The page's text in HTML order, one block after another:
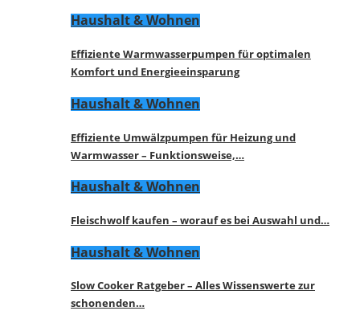
Haushalt & Wohnen
Effiziente Warmwasserpumpen für optimalen
Komfort und Energieeinsparung
Haushalt & Wohnen
Effiziente Umwälzpumpen für Heizung und
Warmwasser – Funktionsweise,…
Haushalt & Wohnen
Fleischwolf kaufen – worauf es bei Auswahl und…
Haushalt & Wohnen
Slow Cooker Ratgeber – Alles Wissenswerte zur
schonenden…